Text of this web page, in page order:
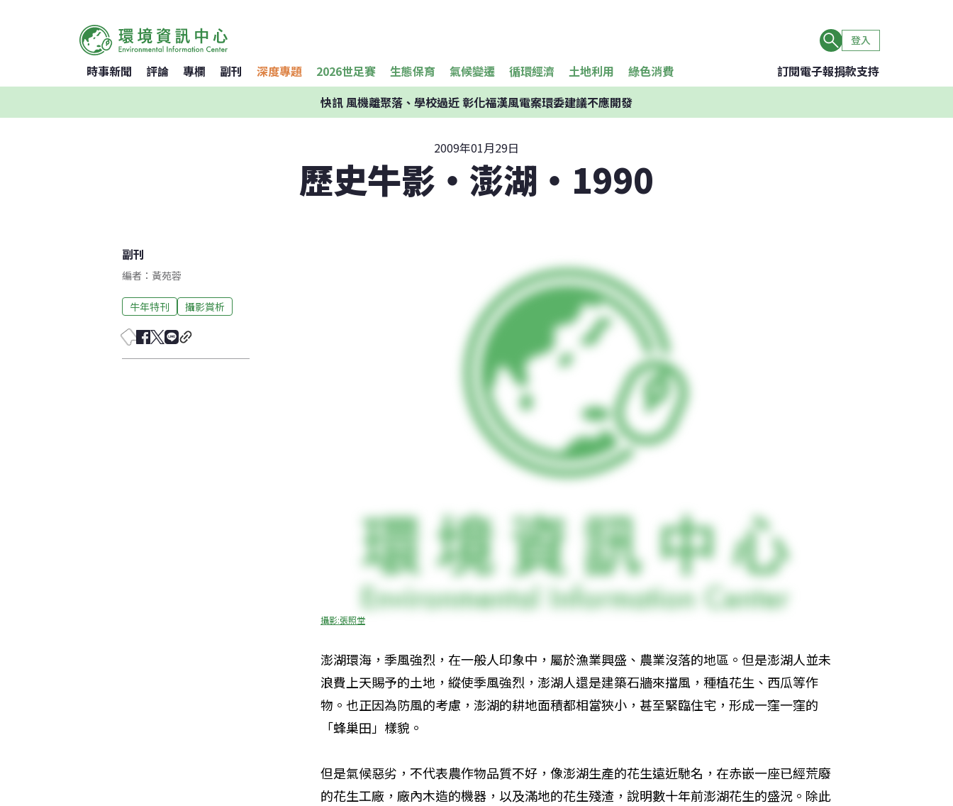
登入
時事新聞 評論 專欄 副刊 深度專題 2026世足賽 生態保育 氣候變遷 循環經濟 土地利用 綠色消費 訂閱電子報捐款支持
快訊風機離聚落、學校過近 彰化福漢風電案環委建議不應開發
2009年01月29日
歷史牛影‧澎湖‧1990
副刊
編者：黃苑蓉
牛年特刊 攝影賞析
攝影:張照堂
澎湖環海，季風強烈，在一般人印象中，屬於漁業興盛、農業沒落的地區。但是澎湖人並未
浪費上天賜予的土地，縱使季風強烈，澎湖人還是建築石牆來擋風，種植花生、西瓜等作
物。也正因為防風的考慮，澎湖的耕地面積都相當狹小，甚至緊臨住宅，形成一窪一窪的
「蜂巢田」樣貌。
但是氣候惡劣，不代表農作物品質不好，像澎湖生產的花生遠近馳名，在赤嵌一座已經荒廢
的花生工廠，廠內木造的機器，以及滿地的花生殘渣，說明數十年前澎湖花生的盛況。除此